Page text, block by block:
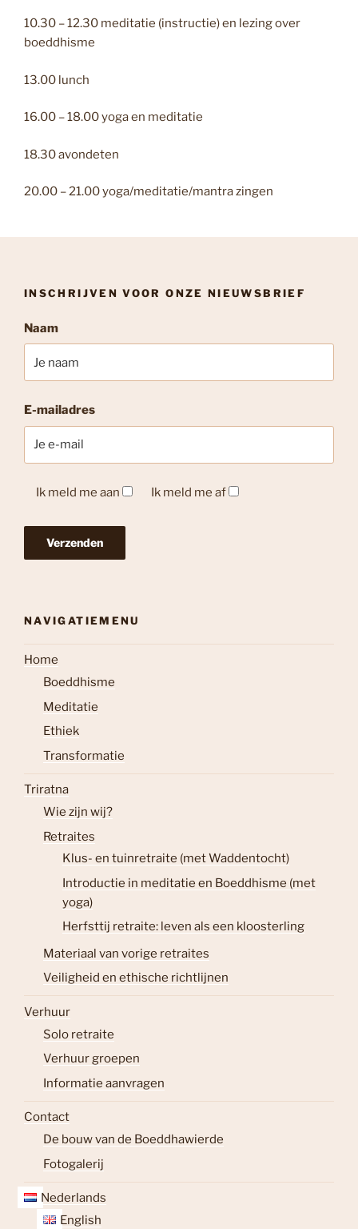
10.30 – 12.30 meditatie (instructie) en lezing over
boeddhisme
13.00 lunch
16.00 – 18.00 yoga en meditatie
18.30 avondeten
20.00 – 21.00 yoga/meditatie/mantra zingen
INSCHRIJVEN VOOR ONZE NIEUWSBRIEF
Naam
E-mailadres
Ik meld me aan Ik meld me af
NAVIGATIEMENU
Home
Boeddhisme
Meditatie
Ethiek
Transformatie
Triratna
Wie zijn wij?
Retraites
Klus- en tuinretraite (met Waddentocht)
Introductie in meditatie en Boeddhisme (met
yoga)
Herfsttij retraite: leven als een kloosterling
Materiaal van vorige retraites
Veiligheid en ethische richtlijnen
Verhuur
Solo retraite
Verhuur groepen
Informatie aanvragen
Contact
De bouw van de Boeddhawierde
Fotogalerij
Nederlands
English